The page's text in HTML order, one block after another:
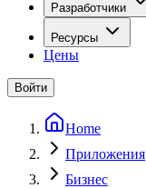
Разработчики
Ресурсы
Цены
Войти
Home
Приложения
Бизнес